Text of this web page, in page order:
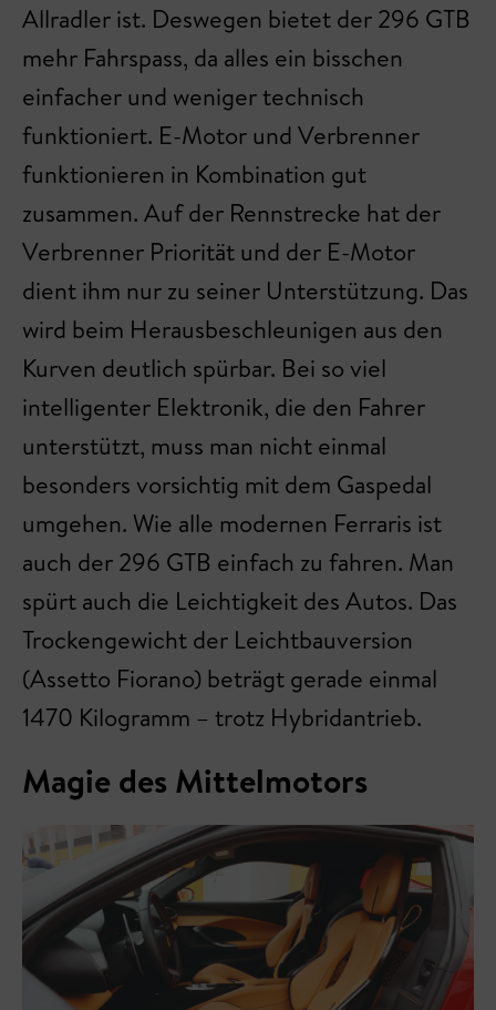
Allradler ist. Deswegen bietet der 296 GTB
mehr Fahrspass, da alles ein bisschen
einfacher und weniger technisch
funktioniert. E-Motor und Verbrenner
funktionieren in Kombination gut
zusammen. Auf der Rennstrecke hat der
Verbrenner Priorität und der E-Motor
dient ihm nur zu seiner Unterstützung. Das
wird beim Herausbeschleunigen aus den
Kurven deutlich spürbar. Bei so viel
intelligenter Elektronik, die den Fahrer
unterstützt, muss man nicht einmal
besonders vorsichtig mit dem Gaspedal
umgehen. Wie alle modernen Ferraris ist
auch der 296 GTB einfach zu fahren. Man
spürt auch die Leichtigkeit des Autos. Das
Trockengewicht der Leichtbauversion
(Assetto Fiorano) beträgt gerade einmal
1470 Kilogramm – trotz Hybridantrieb.
Magie des Mittelmotors